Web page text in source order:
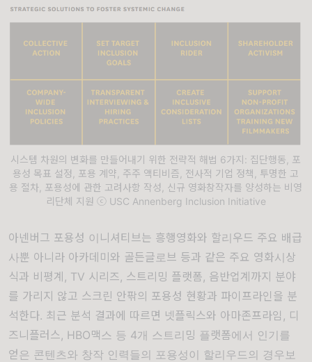
시스템 차원의 변화를 만들어내기 위한 전략적 해법 6가지: 집단행동, 포
용성 목표 설정, 포용 계약, 주주 액티비즘, 전사적 기업 정책, 투명한 고
용 절차, 포용성에 관한 고려사항 작성, 신규 영화창작자를 양성하는 비영
리단체 지원 ⓒ USC Annenberg Inclusion Initiative
아넨버그 포용성 이니셔티브는 흥행영화와 할리우드 주요 배급
사뿐 아니라 아카데미와 골든글로브 등과 같은 주요 영화시상
식과 비평계 , TV 시리즈, 스트리밍 플랫폼, 음반업계까지 분야
를 가리지 않고 스크린 안팎의 포용성 현황과 파이프라인을 분
석한다. 최근 분석 결과에 따르면 넷플릭스와 아마존프라임 , 디
즈니플러스, HBO맥스 등 4개 스트리밍 플랫폼에서 인기를
얻은 콘텐츠와 창작 인력들의 포용성이 할리우드의 경우보